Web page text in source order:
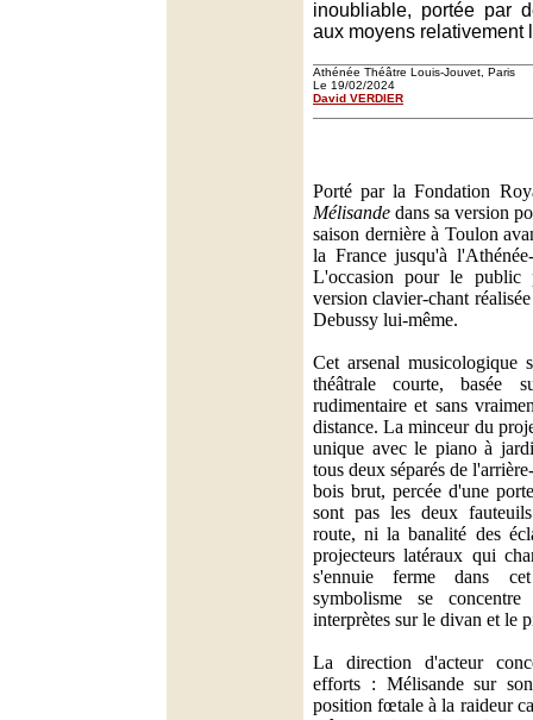
inoubliable, portée par
aux moyens relativement
Athénée Théâtre Louis-Jouvet, Paris
Le 19/02/2024
David VERDIER
Porté par la Fondation
Mélisande dans sa version
saison dernière à Toulon
la France jusqu'à
L'occasion pour le public
version clavier-chant
Debussy lui-même.
Cet arsenal musicologique
théâtrale courte, basée
rudimentaire et sans
distance. La minceur du
unique avec le piano à
tous deux séparés de
bois brut, percée d'une
sont pas les deux
route, ni la banalité des
projecteurs latéraux qui
s'ennuie ferme dans
symbolisme se
interprètes sur le divan et le
La direction d'acteur
efforts : Mélisande sur
position fœtale à la raideur